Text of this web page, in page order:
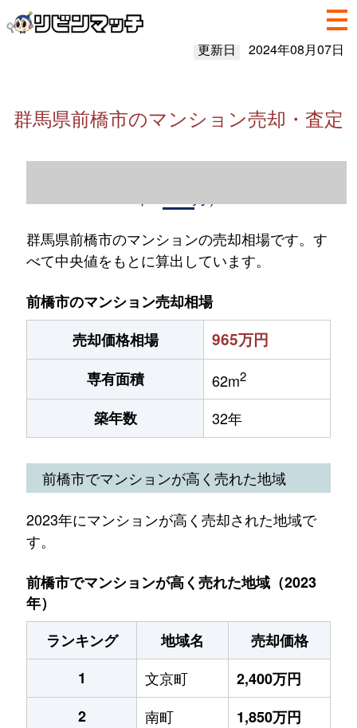
更新日 2024年08月07日
群馬県前橋市のマンション売却・査定
群馬県前橋市のマンションの売却相場です。す
べて中央値をもとに算出しています。
前橋市のマンション売却相場
売却価格相場
965万円
専有面積 62m2
築年数 32年
前橋市でマンションが高く売れた地域
2023年にマンションが高く売却された地域で
す。
前橋市でマンションが高く売れた地域（2023
年）
ランキング
地域名
売却価格
1
文京町
2,400万円
2
南町
1,850万円